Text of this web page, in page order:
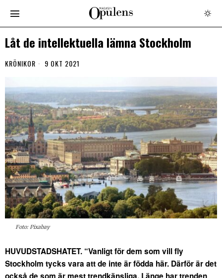
Låt de intellektuella lämna Stockholm
KRÖNIKOR 9 OKT 2021
Foto: Pixabay
HUVUDSTADSHATET. “Vanligt för dem som vill fly
Stockholm tycks vara att de inte är födda här. Därför är det